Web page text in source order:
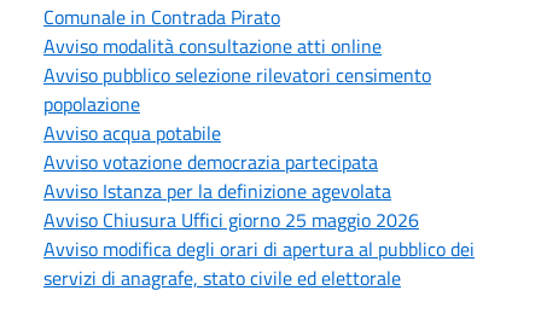
Comunale in Contrada Pirato
Avviso modalità consultazione atti online
Avviso pubblico selezione rilevatori censimento
popolazione
Avviso acqua potabile
Avviso votazione democrazia partecipata
Avviso Istanza per la definizione agevolata
Avviso Chiusura Uffici giorno 25 maggio 2026
Avviso modifica degli orari di apertura al pubblico dei
servizi di anagrafe, stato civile ed elettorale